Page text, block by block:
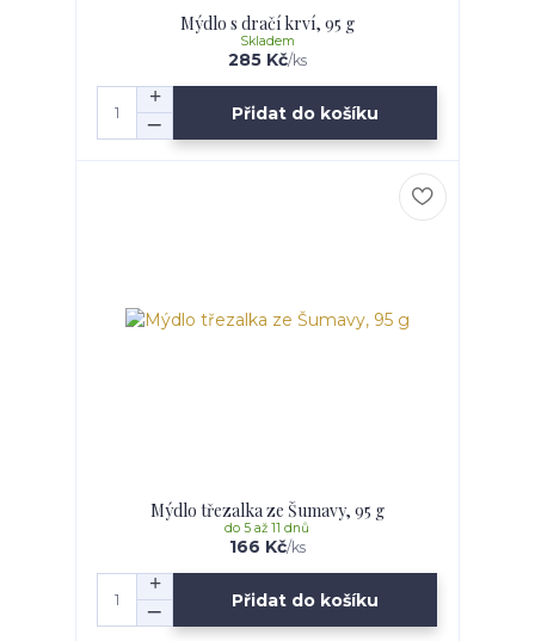
Mýdlo s dračí krví, 95 g
285 Kč/ks
Skladem
Přidat do košíku
Mýdlo třezalka ze Šumavy, 95 g
166 Kč/ks
do 5 až 11 dnů
Přidat do košíku